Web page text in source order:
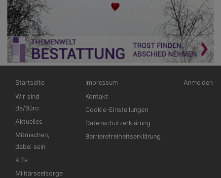
Hauptnavigation
Startseite
Wir sind
da/Büro
Aktuelles
Mitmachen,
dabei sein
KiTa
Militärseelsorge
Fußbereichsmenü
Impressum
Kontakt
Cookie-Einstellungen
Datenschutzerklärung
Barrierefreiheitserklärung
Anmelden